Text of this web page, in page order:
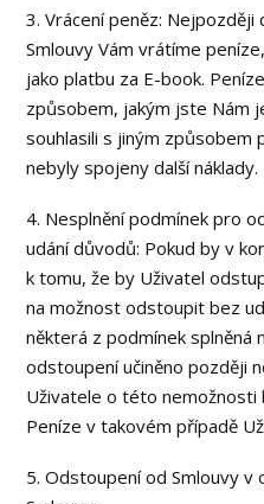
3. Vrácení peněz:
Smlouvy Vám vrátíme
jako platbu za E-book.
způsobem, jakým jste Nám
souhlasili s jiným způsobem
nebyly spojeny další náklady.
4. Nesplnění podmínek pro
udání důvodů: Pokud by v
k tomu, že by Uživatel
na možnost odstoupit bez
některá z podmínek splněná
odstoupení učiněno později
Uživatele o této nemožnosti
Peníze v takovém případě
5. Odstoupení od Smlouvy v